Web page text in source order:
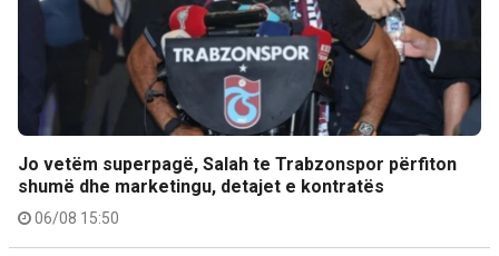
Jo vetëm superpagë, Salah te Trabzonspor përfiton
shumë dhe marketingu, detajet e kontratës
06/08 15:50